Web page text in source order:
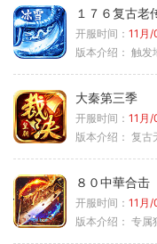
１７６复古老
开服时间： 11月/
版本介绍： 触发
大秦第三季
开服时间： 11月/
版本介绍： 复古
８０中華合击
开服时间： 11月/
版本介绍： 专属